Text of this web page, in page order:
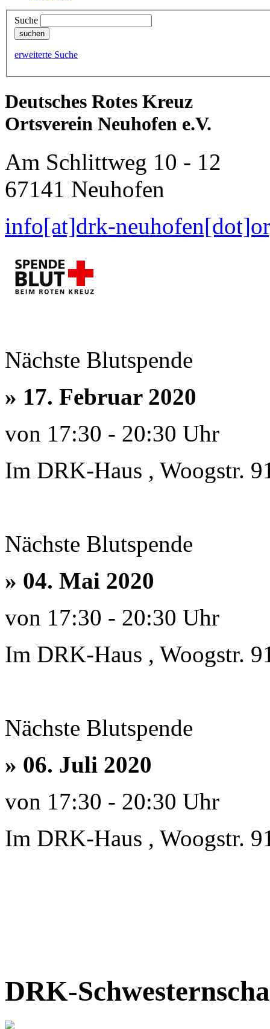
Suche
erweiterte Suche
Deutsches Rotes Kreuz
Ortsverein Neuhofen e.V.
Am Schlittweg 10 - 12
67141 Neuhofen
info[at]drk-
Nächste Blutspende
» 17. Februar 2020
von 17:30 - 20:30 Uhr
Im DRK-Haus , Woogstr.
Nächste Blutspende
» 04. Mai 2020
von 17:30 - 20:30 Uhr
Im DRK-Haus , Woogstr.
Nächste Blutspende
» 06. Juli 2020
von 17:30 - 20:30 Uhr
Im DRK-Haus , Woogstr.
DRK-